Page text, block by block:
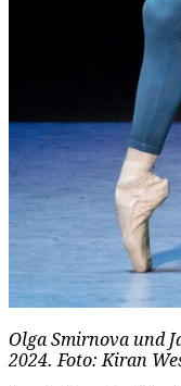
Olga Smirnova und
2024. Foto: Kiran